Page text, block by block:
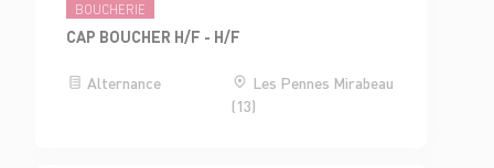
BOUCHERIE
CAP BOUCHER H/F - H/F
Alternance
Les Pennes Mirabeau
(13)